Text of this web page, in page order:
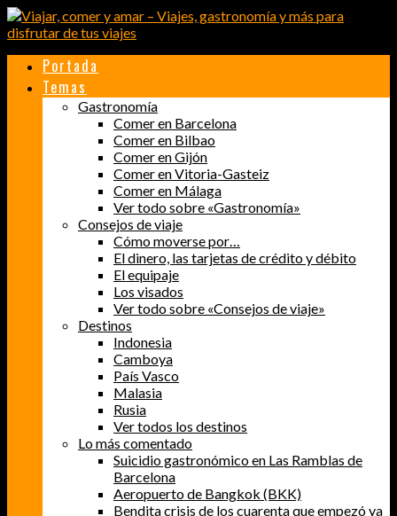
Portada
Temas
Gastronomía
Comer en Barcelona
Comer en Bilbao
Comer en Gijón
Comer en Vitoria-Gasteiz
Comer en Málaga
Ver todo sobre «Gastronomía»
Consejos de viaje
Cómo moverse por…
El dinero, las tarjetas de crédito y débito
El equipaje
Los visados
Ver todo sobre «Consejos de viaje»
Destinos
Indonesia
Camboya
País Vasco
Malasia
Rusia
Ver todos los destinos
Lo más comentado
Suicidio gastronómico en Las Ramblas de
Barcelona
Aeropuerto de Bangkok (BKK)
Bendita crisis de los cuarenta que empezó ya